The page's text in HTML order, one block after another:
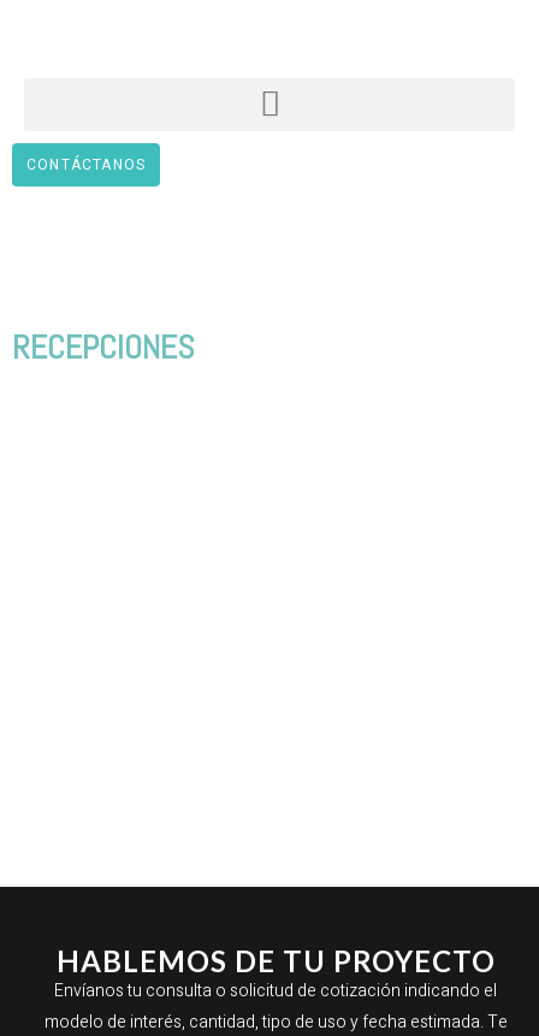
CONTÁCTANOS
RECEPCIONES
HABLEMOS DE TU PROYECTO
Envíanos tu consulta o solicitud de cotización indicando el
modelo de interés, cantidad, tipo de uso y fecha estimada. Te